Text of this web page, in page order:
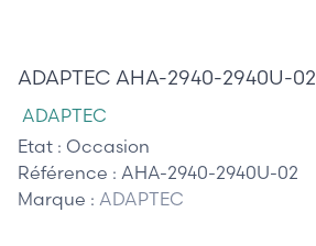
ADAPTEC AHA-2940-2940U-02
ADAPTEC
Etat : Occasion
Référence : AHA-2940-2940U-02
Marque : ADAPTEC